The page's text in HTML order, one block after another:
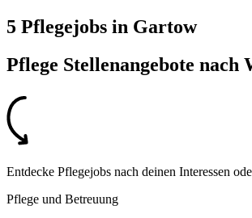
5 Pflegejobs in Gartow
Pflege Stellenangebote nach
Entdecke Pflegejobs nach deinen Interessen
Pflege und Betreuung